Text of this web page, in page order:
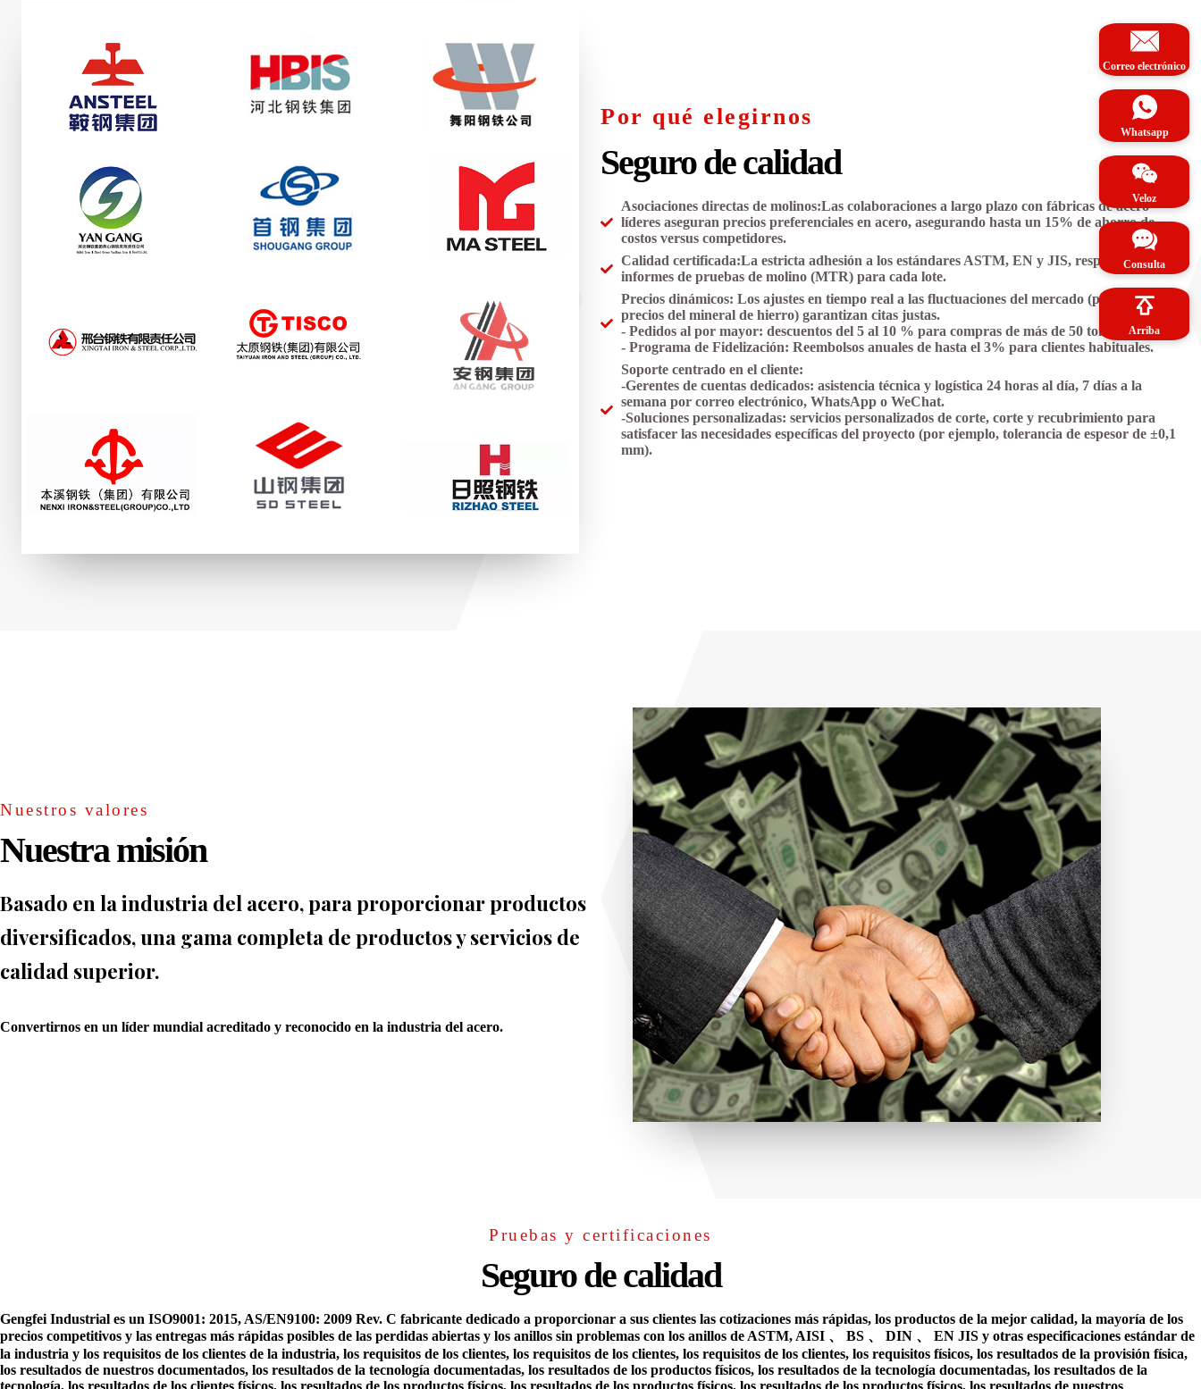
Por qué elegirnos
Seguro de calidad
Asociaciones directas de molinos:Las colaboraciones a largo plazo con fábricas de acero
líderes aseguran precios preferenciales en acero, asegurando hasta un 15% de ahorro de
costos versus competidores.
Calidad certificada:La estricta adhesión a los estándares ASTM, EN y JIS, respaldados por
informes de pruebas de molino (MTR) para cada lote.
Precios dinámicos: Los ajustes en tiempo real a las fluctuaciones del mercado (por ejemplo,
precios del mineral de hierro) garantizan citas justas.
- Pedidos al por mayor: descuentos del 5 al 10 % para compras de más de 50 toneladas.
- Programa de Fidelización: Reembolsos anuales de hasta el 3% para clientes habituales.
Soporte centrado en el cliente:
-Gerentes de cuentas dedicados: asistencia técnica y logística 24 horas al día, 7 días a la
semana por correo electrónico, WhatsApp o WeChat.
-Soluciones personalizadas: servicios personalizados de corte, corte y recubrimiento para
satisfacer las necesidades específicas del proyecto (por ejemplo, tolerancia de espesor de ±0,1
mm).
Nuestros valores
Nuestra misión
Basado en la industria del acero, para proporcionar productos
diversificados, una gama completa de productos y servicios de
calidad superior.
Convertirnos en un líder mundial acreditado y reconocido en la industria del acero.
Pruebas y certificaciones
Seguro de calidad
Gengfei Industrial es un ISO9001: 2015, AS/EN9100: 2009 Rev. C fabricante dedicado a proporcionar a sus clientes las cotizaciones más rápidas, los productos de la mejor calidad, la mayoría de los
precios competitivos y las entregas más rápidas posibles de las perdidas abiertas y los anillos sin problemas con los anillos de ASTM, AISI 、 BS 、 DIN 、 EN JIS y otras especificaciones estándar de
la industria y los requisitos de los clientes de la industria, los requisitos de los clientes, los requisitos de los clientes, los requisitos de los clientes, los requisitos físicos, los resultados de la provisión física,
los resultados de nuestros documentados, los resultados de la tecnología documentadas, los resultados de los productos físicos, los resultados de la tecnología documentadas, los resultados de la
tecnología, los resultados de los clientes físicos, los resultados de los productos físicos, los resultados de los productos físicos, los resultados de los productos físicos, los resultados de nuestros
Correo electrónico
Whatsapp
Veloz
Consulta
Arriba